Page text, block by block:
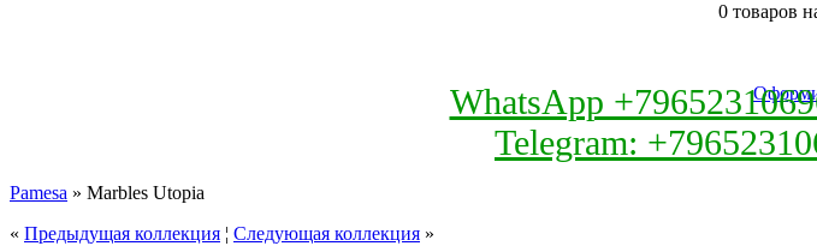
0 товаров
WhatsApp
Telegram:
Pamesa » Marbles Utopia
« Предыдущая коллекция ¦ Следующая коллекция »